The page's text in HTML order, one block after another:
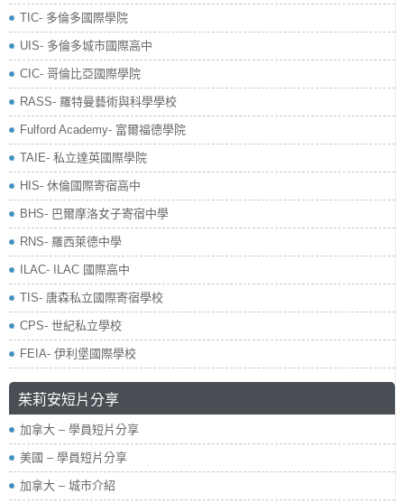
TIC- 多倫多國際學院
UIS- 多倫多城市國際高中
CIC- 哥倫比亞國際學院
RASS- 羅特曼藝術與科學學校
​Fulford Academy- 富爾福德學院
TAIE- 私立達英國際學院
HIS- 休倫國際寄宿高中
BHS- 巴爾摩洛女子寄宿中學
RNS- 羅西萊德中學
ILAC- ILAC 國際高中
TIS- 唐森私立國際寄宿學校
CPS- 世紀私立學校
FEIA- 伊利堡國際學校
茱莉安短片分享
加拿大 – 學員短片分享
美國 – 學員短片分享
加拿大 – 城市介紹